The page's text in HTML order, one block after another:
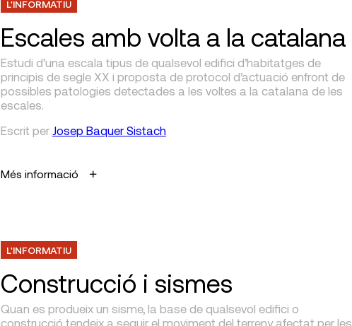
L'INFORMATIU
Escales amb volta a la catalana
Estudi d’una escala tipus de qualsevol edifici d’habitatges de
principis de segle XX i proposta de protocol d’actuació enfront de
possibles patologies detectades a les voltes a la catalana de les
escales.
Escrit per Josep Baquer Sistach
Més informació
L'INFORMATIU
Construcció i sismes
Quan es produeix un sisme, la base de qualsevol edifici o
construcció tendeix a seguir el moviment del terreny afectat per les